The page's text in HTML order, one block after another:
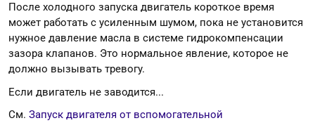
После холодного запуска двигатель короткое время
может работать с усиленным шумом, пока не установится
нужное давление масла в системе гидрокомпенсации
зазора клапанов. Это нормальное явление, которое не
должно вызывать тревогу.
Если двигатель не заводится...
См. Запуск двигателя от вспомогательной